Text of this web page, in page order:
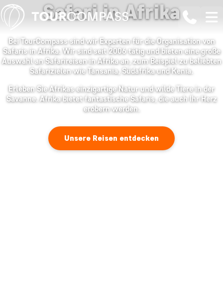
Safari in Afrika
Bei TourCompass sind wir Experten für die Organisation von
Safaris in Afrika. Wir sind seit 2006 tätig und bieten eine große
Auswahl an Safarireisen in Afrika an, zum Beispiel zu beliebten
Safarizielen wie Tansania, Südafrika und Kenia.
Erleben Sie Afrikas einzigartige Natur und wilde Tiere in der
Savanne. Afrika bietet fantastische Safaris, die auch Ihr Herz
erobern werden.
Unsere Reisen entdecken